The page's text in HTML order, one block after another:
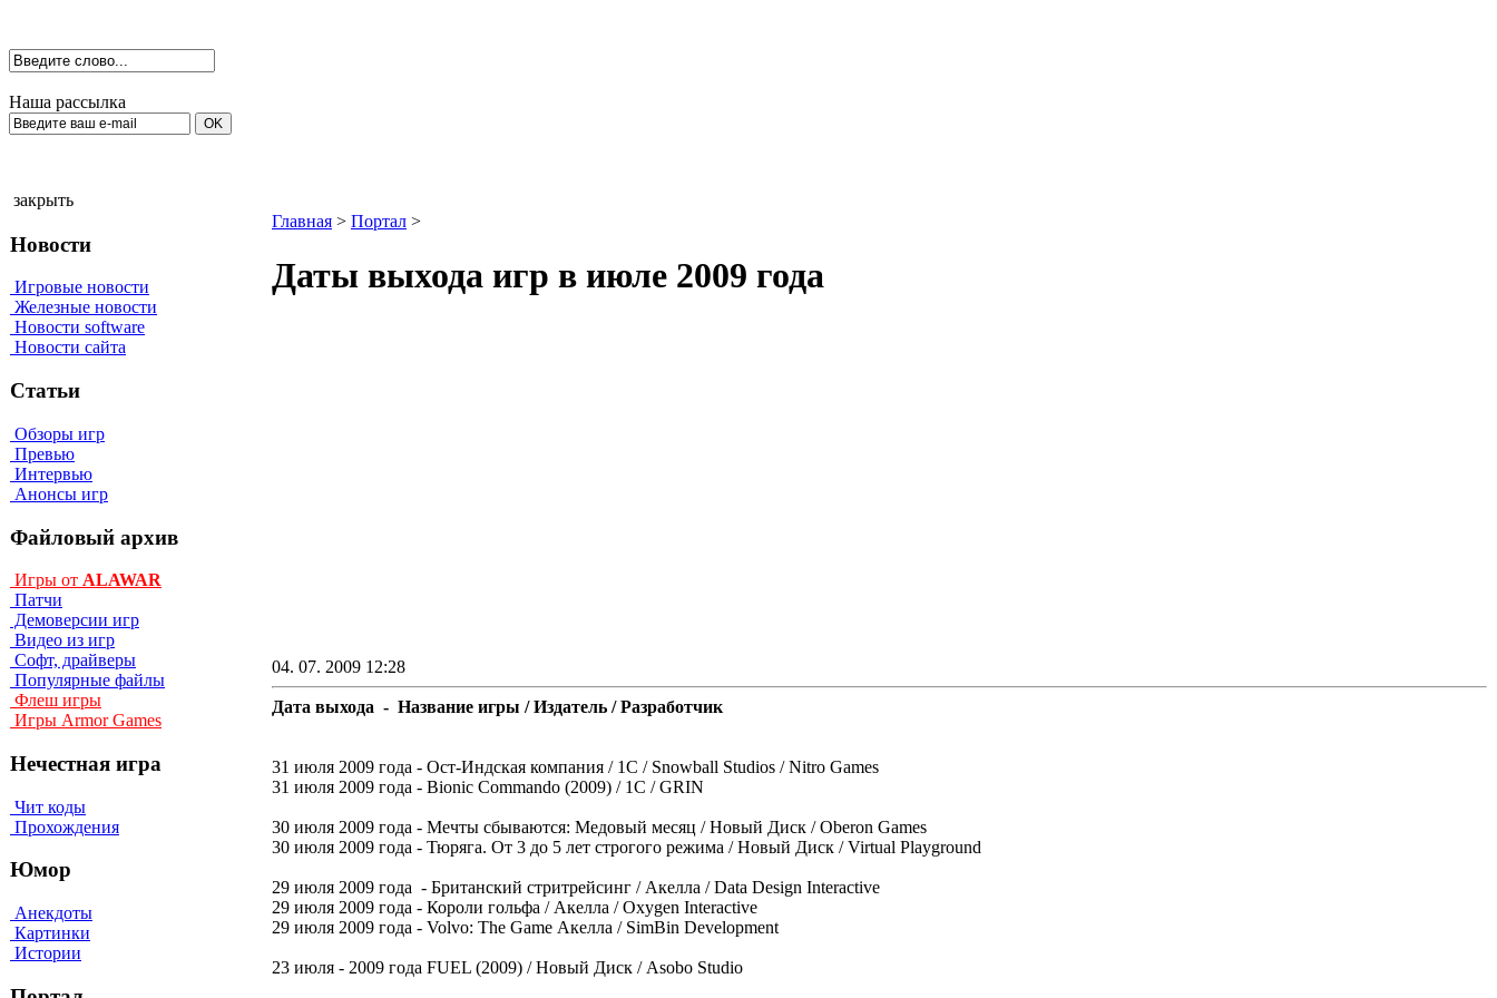
Наша рассылка
закрыть
Новости
Игровые новости
Железные новости
Новости software
Новости сайта
Статьи
Обзоры игр
Превью
Интервью
Анонсы игр
Файловый архив
Игры от ALAWAR
Патчи
Демоверсии игр
Видео из игр
Софт, драйверы
Популярные файлы
Флеш игры
Игры Armor Games
Нечестная игра
Чит коды
Прохождения
Юмор
Анекдоты
Картинки
Истории
Главная > Портал >
Даты выхода игр в июле 2009 года
04. 07. 2009 12:28
Дата выхода - Название игры / Издатель / Разработчик
31 июля 2009 года - Ост-Индская компания / 1C / Snowball Studios / Nitro Games
31 июля 2009 года - Bionic Commando (2009) / 1C / GRIN
30 июля 2009 года - Мечты сбываются: Медовый месяц / Новый Диск / Oberon Games
30 июля 2009 года - Тюряга. От 3 до 5 лет строгого режима / Новый Диск / Virtual Playground
29 июля 2009 года - Британский стритрейсинг / Акелла / Data Design Interactive
29 июля 2009 года - Короли гольфа / Акелла / Oxygen Interactive
29 июля 2009 года - Volvo: The Game Акелла / SimBin Development
23 июля - 2009 года FUEL (2009) / Новый Диск / Asobo Studio